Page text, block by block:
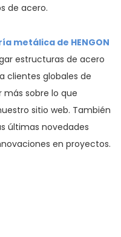
de acero.
metálica de HENGON
estructuras de acero
clientes globales de
más sobre lo que
sitio web. También
últimas novedades
en proyectos.